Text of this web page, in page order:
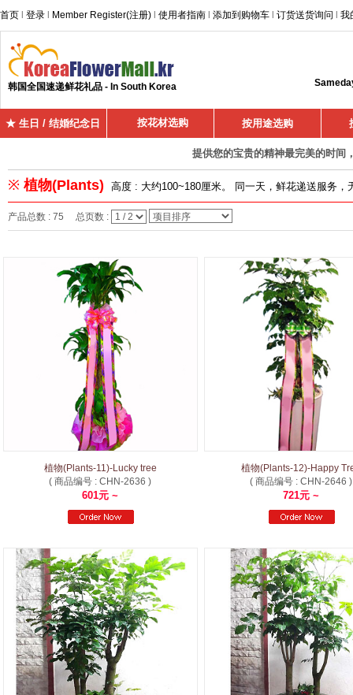
首页 登录 Member Register(注册) 使用者指南 添加到购物车 订货送货询问 我
韩国全国速递鲜花礼品 - In South Korea
★ 生日 / 结婚纪念日 按花材选购 按用途选购
提供您的宝贵的精神最完美的时间
※ 植物(Plants) 高度 : 大约100~180厘米。 同一天，鲜花递送服务，
产品总数 : 75 总页数 :
植物(Plants-11)-Lucky tree
( 商品编号 : CHN-2636 )
601元 ~
植物(Plants-12)-Happy
( 商品编号 : CHN-2646 )
721元 ~